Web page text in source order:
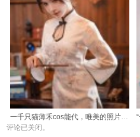
一千只猫薄禾cos能代，唯美的照片展现了女孩子的独特魅力
评论已关闭。